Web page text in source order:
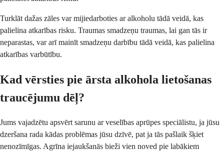
Turklāt dažas zāles var mijiedarboties ar alkoholu tādā veidā, kas
palielina atkarības risku. Traumas smadzeņu traumas, lai gan tās ir
neparastas, var arī mainīt smadzeņu darbību tādā veidā, kas palielina
atkarības varbūtību.
Kad vērsties pie ārsta alkohola lietošanas
traucējumu dēļ?
Jums vajadzētu apsvērt sarunu ar veselības aprūpes speciālistu, ja jūsu
dzeršana rada kādas problēmas jūsu dzīvē, pat ja tās pašlaik šķiet
nenozīmīgas. Agrīna iejaukšanās bieži vien noved pie labākiem